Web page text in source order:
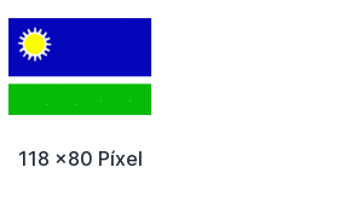
118 x80 Píxel